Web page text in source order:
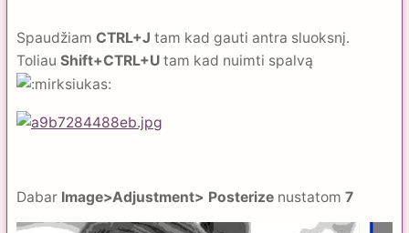
Spaudžiam CTRL+J tam kad gauti antra sluoksnį.
Toliau Shift+CTRL+U tam kad nuimti spalvą
Dabar Image>Adjustment> Posterize nustatom 7